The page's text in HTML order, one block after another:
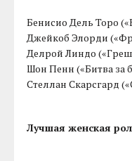
Бенисио Дель Торо
Джейкоб Элорди
Делрой Линдо
Шон Пенн («Битва за
Стеллан Скарсгард
Лучшая женская